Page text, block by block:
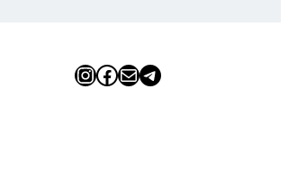
InstagramFacebook Email Telegram